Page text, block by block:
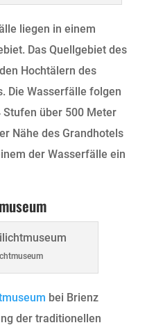
liegen in einem
Das Quellgebiet des
Hochtälern des
Die Wasserfälle folgen
über 500 Meter
Nähe des Grandhotels
der Wasserfälle ein
bei Brienz
der traditionellen